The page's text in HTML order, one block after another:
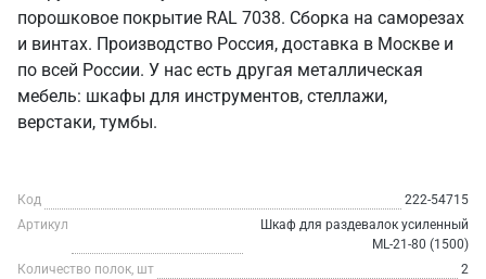
порошковое покрытие RAL 7038. Сборка на саморезах
и винтах. Производство Россия, доставка в Москве и
по всей России. У нас есть другая металлическая
мебель: шкафы для инструментов, стеллажи,
верстаки, тумбы.
Код
222-54715
Артикул
Шкаф для раздевалок усиленный
ML-21-80 (1500)
Количество полок, шт
2